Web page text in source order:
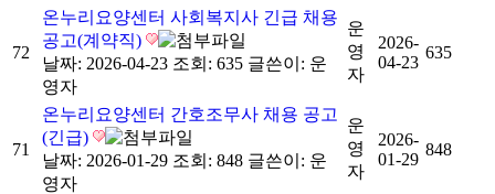
72
온누리요양센터 사회복지사 긴급 채용
공고(계약직)
날짜: 2026-04-23 조회: 635 글쓴이: 운
영자
운
영
자
2026-
04-23
635
71
온누리요양센터 간호조무사 채용 공고
(긴급)
날짜: 2026-01-29 조회: 848 글쓴이: 운
영자
운
영
자
2026-
01-29
848